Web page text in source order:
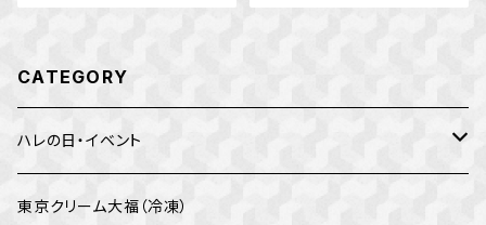
CATEGORY
ハレの日・イベント
バレンタイン
東京クリーム大福（冷凍）